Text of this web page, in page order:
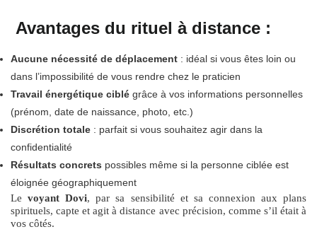
Avantages du rituel à distance :
Aucune nécessité de déplacement : idéal si vous êtes loin ou
dans l’impossibilité de vous rendre chez le praticien
Travail énergétique ciblé grâce à vos informations personnelles
(prénom, date de naissance, photo, etc.)
Discrétion totale : parfait si vous souhaitez agir dans la
confidentialité
Résultats concrets possibles même si la personne ciblée est
éloignée géographiquement
Levoyant Dovi, par sa sensibilité et sa connexion aux plans
spirituels, capte et agit à distance avec précision, comme s’il était à
vos côtés.